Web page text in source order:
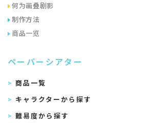
何为画叠剧影
制作方法
商品一览
ペーパーシアター
商品一覧
キャラクターから探す
難易度から探す